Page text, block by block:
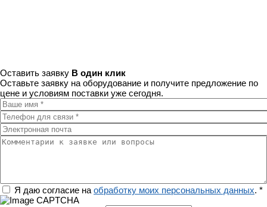
Оставить заявку В один клик
Оставьте заявку на оборудование и получите предложение по
цене и условиям поставки уже сегодня.
Ваше имя*
Телефон для связи
Электронная почта
Комментарии к заявке или вопросы
РегионЯ даю согласие на обработку моих персональных данных. *